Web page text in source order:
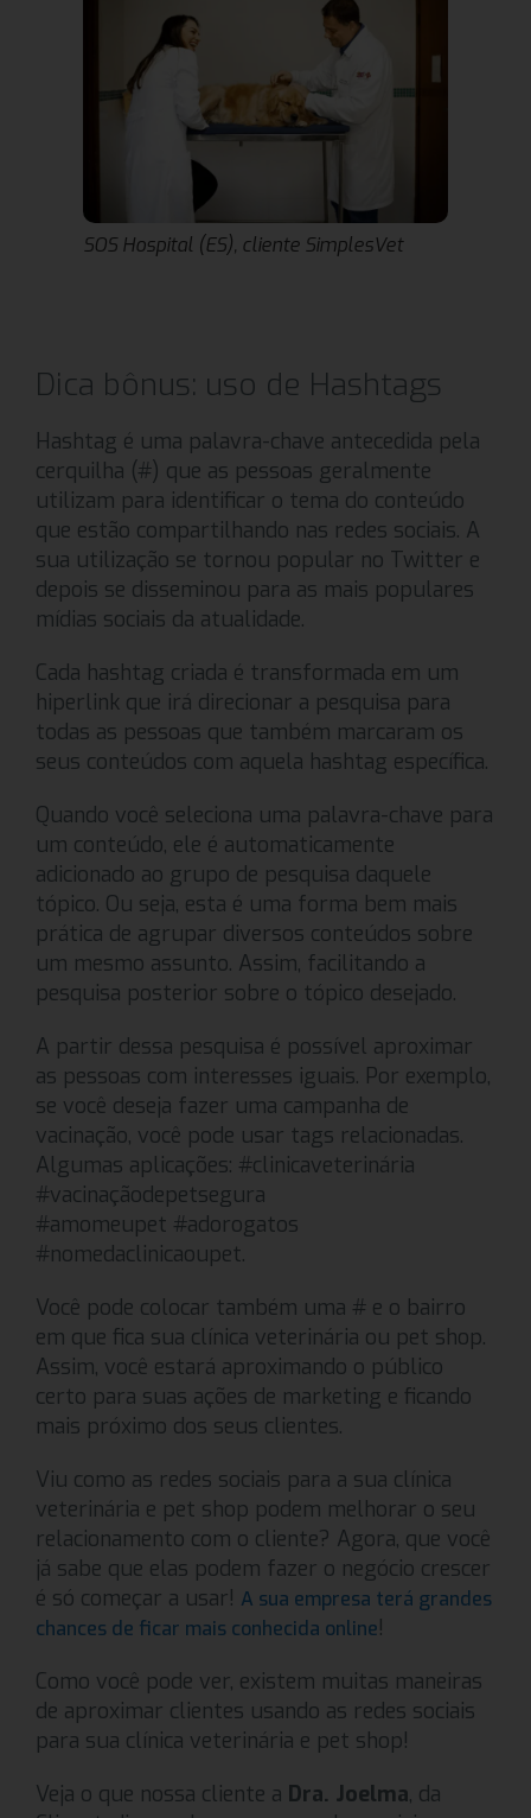
SOS Hospital (ES), cliente SimplesVet
Dica bônus: uso de Hashtags
Hashtag é uma palavra-chave antecedida pela
cerquilha (#) que as pessoas geralmente
utilizam para identificar o tema do conteúdo
que estão compartilhando nas redes sociais. A
sua utilização se tornou popular no Twitter e
depois se disseminou para as mais populares
mídias sociais da atualidade.
Cada hashtag criada é transformada em um
hiperlink que irá direcionar a pesquisa para
todas as pessoas que também marcaram os
seus conteúdos com aquela hashtag específica.
Quando você seleciona uma palavra-chave para
um conteúdo, ele é automaticamente
adicionado ao grupo de pesquisa daquele
tópico. Ou seja, esta é uma forma bem mais
prática de agrupar diversos conteúdos sobre
um mesmo assunto. Assim, facilitando a
pesquisa posterior sobre o tópico desejado.
A partir dessa pesquisa é possível aproximar
as pessoas com interesses iguais. Por exemplo,
se você deseja fazer uma campanha de
vacinação, você pode usar tags relacionadas.
Algumas aplicações: #clinicaveterinária
#vacinaçãodepetsegura
#amomeupet #adorogatos
#nomedaclinicaoupet.
Você pode colocar também uma # e o bairro
em que fica sua clínica veterinária ou pet shop.
Assim, você estará aproximando o público
certo para suas ações de marketing e ficando
mais próximo dos seus clientes.
Viu como as redes sociais para a sua clínica
veterinária e pet shop podem melhorar o seu
relacionamento com o cliente? Agora, que você
já sabe que elas podem fazer o negócio crescer
é só começar a usar! A sua empresa terá grandes
chances de ficar mais conhecida online!
Como você pode ver, existem muitas maneiras
de aproximar clientes usando as redes sociais
para sua clínica veterinária e pet shop!
Veja o que nossa cliente a Dra. Joelma, da